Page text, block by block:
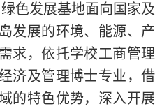
色发展基地面向国家及
发展的环境、能源、产
求，依托学校工商管理
济及管理博士专业，借
的特色优势，深入开展